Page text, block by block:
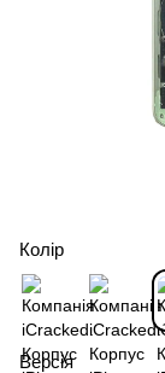
Колір
Версія